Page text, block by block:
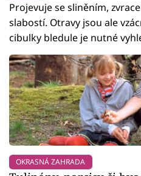
Projevuje se sliněním,
slabostí. Otravy jsou ale
cibulky bledule je nutné
OKRASNÁ ZAHRADA